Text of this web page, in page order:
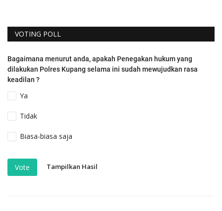
VOTING POLL
Bagaimana menurut anda, apakah Penegakan hukum yang
dilakukan Polres Kupang selama ini sudah mewujudkan rasa
keadilan ?
Ya
Tidak
Biasa-biasa saja
Vote Tampilkan Hasil